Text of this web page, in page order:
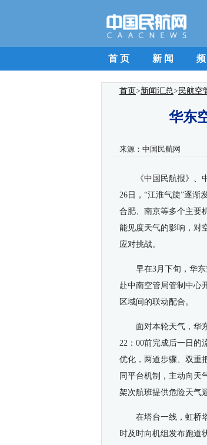
首 页 新 闻
首页>新闻汇总> 民航空
华东
来源： 中国民航网
《中国民航报》
26日，“江淮气旋”逐渐
合肥、南京等多个主要
能见度天气的影响，对
应对挑战。
早在3月下旬，华
赴中南空管局管制中心
区域间的联动配合。
面对本轮天气，华
22：00前完成后一日的
优化，两道步骤、双重
同平台机制，主动向天
架次航班提供危险天气
在塔台一线，虹桥
时及时向机组发布跑道